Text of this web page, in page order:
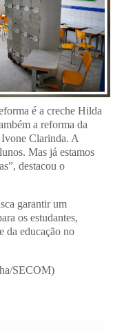
é a creche Hilda
a reforma da
Clarinda. A
Mas já estamos
destacou o
garantir um
os estudantes,
da educação no
SECOM)